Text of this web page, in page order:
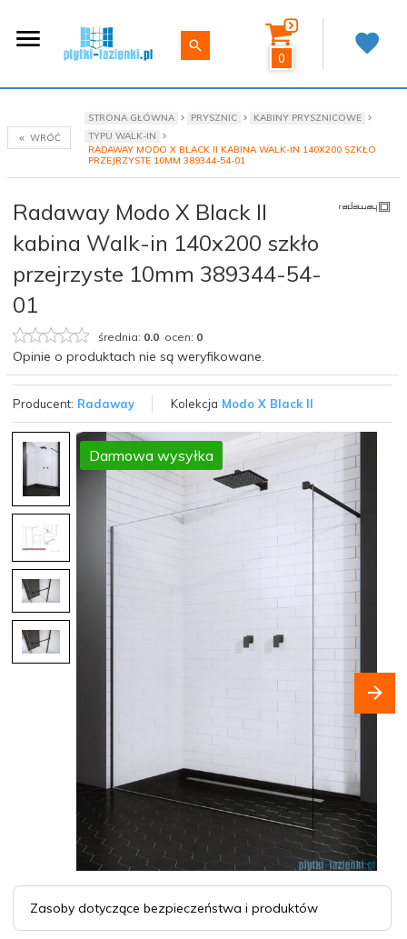
0
WRÓĆ
STRONA GŁÓWNA PRYSZNIC
KABINY PRYSZNICOWE
TYPU WALK-IN
RADAWAY MODO X BLACK II KABINA WALK-IN 140X200 SZKŁO
PRZEJRZYSTE 10MM 389344-54-01
Producent: Radaway Kolekcja Modo X Black II
Darmowa wysyłka
Zasoby dotyczące bezpieczeństwa i produktów
Radaway Modo X Black II
kabina Walk-in 140x200 szkło
przejrzyste 10mm 389344-54-
01
średnia: 0.0 ocen: 0
Opinie o produktach nie są weryfikowane.